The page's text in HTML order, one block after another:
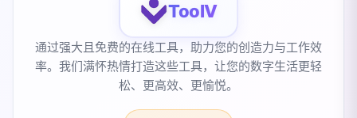
ToolV
通过强大且免费的在线工具，助力您的创造力与工作效
率。我们满怀热情打造这些工具，让您的数字生活更轻
松、更高效、更愉悦。